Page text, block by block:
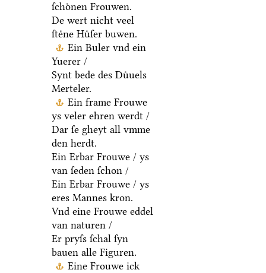
ſchoͤnen Frouwen.
De wert nicht veel
ſteͤne Huͤſer buwen.
Ein Buler vnd ein
Yuerer /
Synt bede des Duͤuels
Merteler.
Ein frame Frouwe
ys veler ehren werdt /
Dar ſe gheyt all vmme
den herdt.
Ein Erbar Frouwe / ys
van ſeden ſchon /
Ein Erbar Frouwe / ys
eres Mannes kron.
Vnd eine Frouwe eddel
van naturen /
Er pryſs ſchal ſyn
bauen alle Figuren.
Eine Frouwe ick